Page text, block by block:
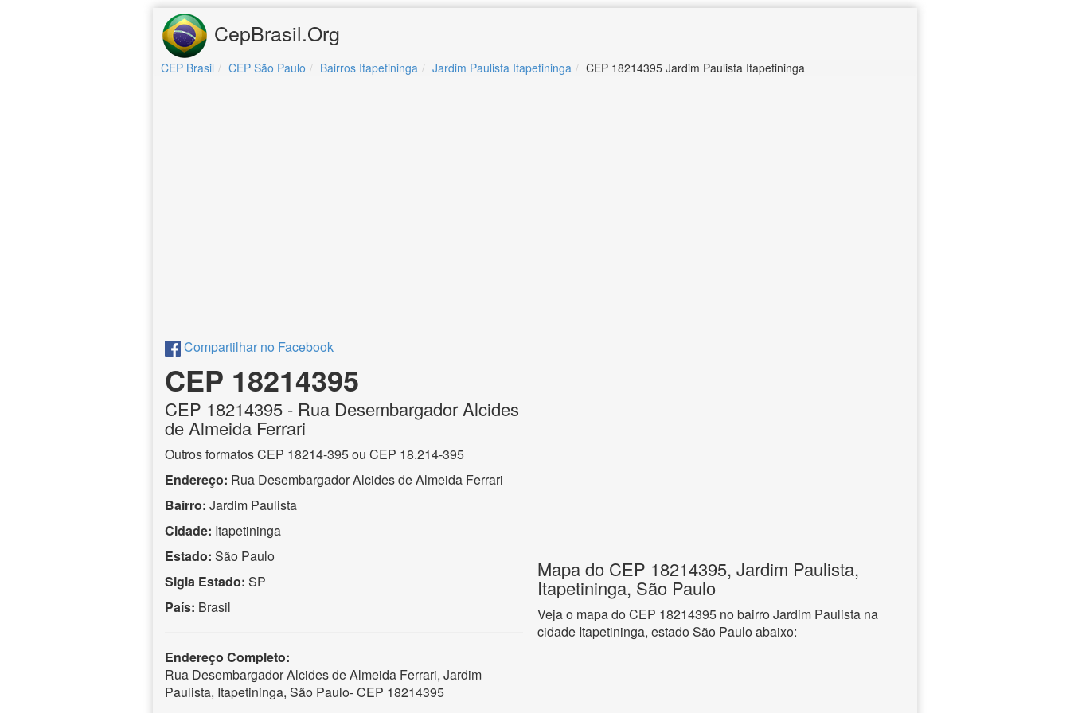
CepBrasil.Org
CEP Brasil CEP São Paulo Bairros Itapetininga Jardim Paulista Itapetininga CEP 18214395 Jardim Paulista Itapetininga
Compartilhar no Facebook
CEP 18214395
CEP 18214395 - Rua Desembargador Alcides
de Almeida Ferrari
Outros formatos CEP 18214-395 ou CEP 18.214-395
Endereço: Rua Desembargador Alcides de Almeida Ferrari
Bairro: Jardim Paulista
Cidade: Itapetininga
Estado: São Paulo
Sigla Estado: SP
País: Brasil
Endereço Completo:
Rua Desembargador Alcides de Almeida Ferrari, Jardim
Paulista, Itapetininga, São Paulo- CEP 18214395
Mapa do CEP 18214395, Jardim Paulista,
Itapetininga, São Paulo
Veja o mapa do CEP 18214395 no bairro Jardim Paulista na
cidade Itapetininga, estado São Paulo abaixo: